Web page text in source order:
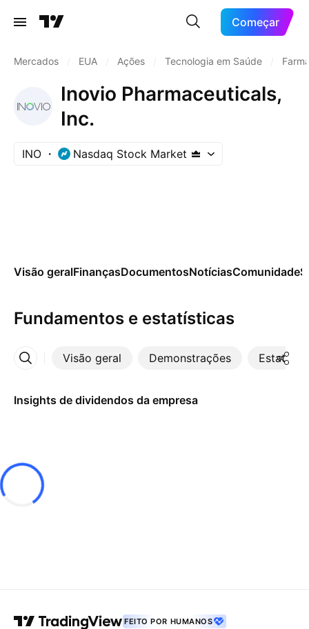
Começar
Mercados EUA Ações Tecnologia em Saúde
Inovio Pharmaceuticals,
Inc.
INO Nasdaq Stock Market
Visão geralFinançasDocumentosNotíciasComunidade
Fundamentos e estatísticas
Visão geral Demonstrações
Mais
Insights de dividendos da empresa
FEITO POR HUMANOS